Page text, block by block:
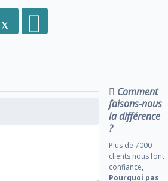
Comment
faisons-nous
la différence
?
Plus de 7000
clients nous font
confiance,
Pourquoi pas